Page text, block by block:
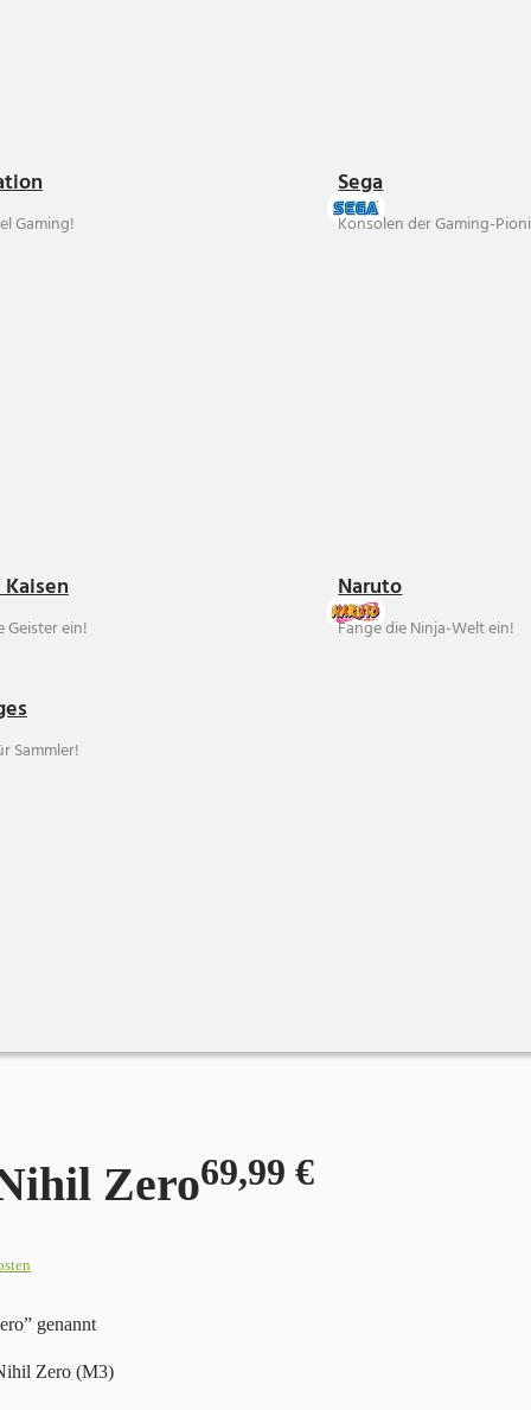
Gaming!
Sega
Konsolen der Gaming-
Geister ein!
Naruto
Fange die Ninja-Welt ein!
Sammler!
Zero69,99 €
genannt
Zero (M3)